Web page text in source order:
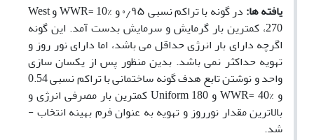
یافته­ ها: در گونه با تراکم ­نسبی ۰٫۹۵ و 10%
WWR=وWest
270، کمترین بار گرمایش و سرمایش بدست آمد. این گونه
اگرچه دارای بار انرژی حداقل می ­باشد، اما دارای نور روز و
تهویه حداکثر نمی­ باشد. بدین منظور پس از یکسان­ سازی
واحد و نوشتن تابع هدف گونه ساختمانی با تراکم ­نسبی 0.54
و 40%
WWR=وUniform 180کمترین بار مصرفی انرژی و
بالاترین مقدار نورروز و تهویه به عنوان فرم بهینه انتخاب ­
شد.